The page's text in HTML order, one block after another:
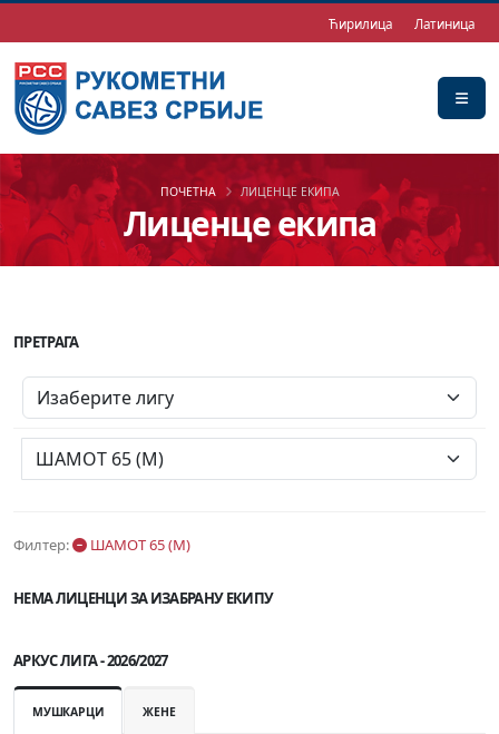
Ћирилица Латиница
Лиценце екипа
ПОЧЕТНА ЛИЦЕНЦЕ ЕКИПА
Филтер: ШАМОТ 65 (М)
НЕМА ЛИЦЕНЦИ ЗА ИЗАБРАНУ ЕКИПУ
ПРЕТРАГА
АРКУС ЛИГА - 2026/2027
МУШКАРЦИ ЖЕНЕ